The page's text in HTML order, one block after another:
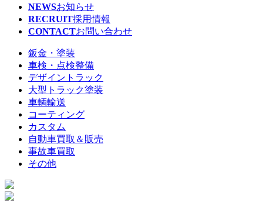
NEWSお知らせ
RECRUIT採用情報
CONTACTお問い合わせ
鈑金・塗装
車検・点検整備
デザイントラック
大型トラック塗装
車輌輸送
コーティング
カスタム
自動車買取＆販売
事故車買取
その他